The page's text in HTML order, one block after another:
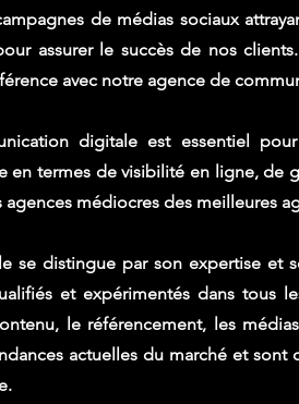
de médias sociaux
assurer le succès de nos
avec notre agence de
digitale est essentiel
termes de visibilité en ligne, de
médiocres des meilleures
se distingue par son expertise et
et expérimentés dans tous
le référencement, les
actuelles du marché et